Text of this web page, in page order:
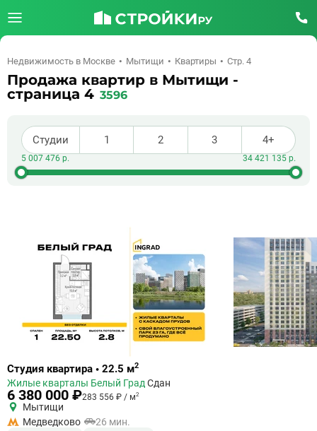
Недвижимость в Москве Мытищи Квартиры Стр. 4
Продажа квартир в Мытищи -
страница 4 3596
Студии 1 2 3 4+
Ссылка
квартиру
Студия квартира • 22.5 м2
Жилые кварталы Белый Град Сдан
6 380 000 ₽283 556 ₽ / м2
Мытищи
Медведково
26 мин.